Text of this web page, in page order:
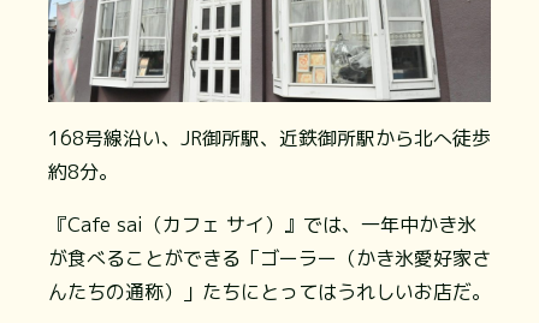
168号線沿い、JR御所駅、近鉄御所駅から北へ徒歩
約8分。
『Cafe sai（カフェ サイ）』では、一年中かき氷
が食べることができる「ゴーラー（かき氷愛好家さ
んたちの通称）」たちにとってはうれしいお店だ。